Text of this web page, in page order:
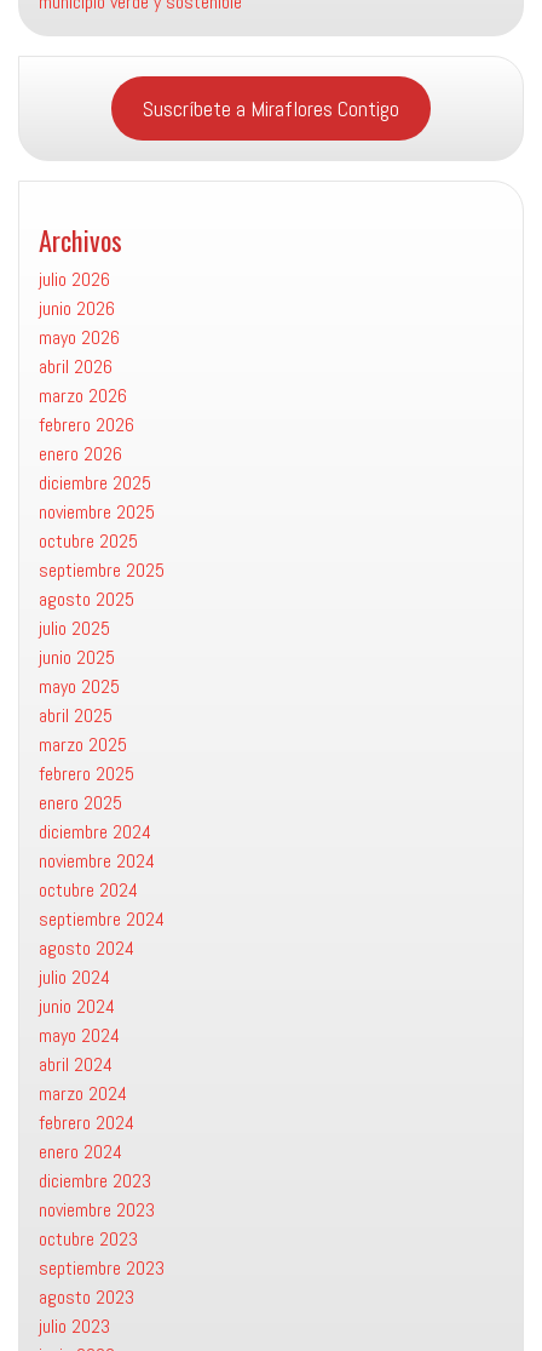
Suscríbete a Miraflores Contigo
Archivos
julio 2026
junio 2026
mayo 2026
abril 2026
marzo 2026
febrero 2026
enero 2026
diciembre 2025
noviembre 2025
octubre 2025
septiembre 2025
agosto 2025
julio 2025
junio 2025
mayo 2025
abril 2025
marzo 2025
febrero 2025
enero 2025
diciembre 2024
noviembre 2024
octubre 2024
septiembre 2024
agosto 2024
julio 2024
junio 2024
mayo 2024
abril 2024
marzo 2024
febrero 2024
enero 2024
diciembre 2023
noviembre 2023
octubre 2023
septiembre 2023
agosto 2023
julio 2023